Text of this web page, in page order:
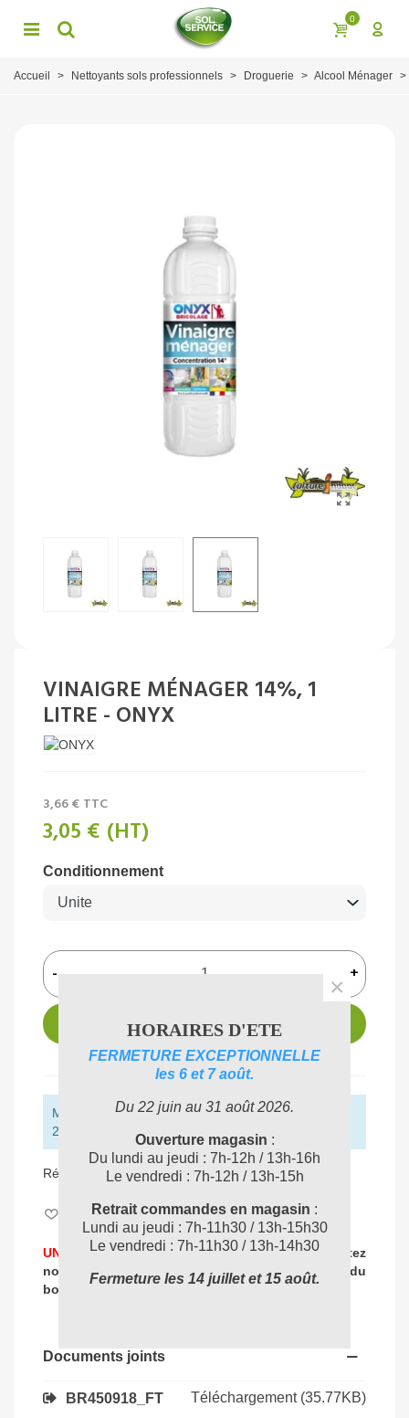
0
Accueil > Nettoyants sols professionnels > Droguerie > Alcool Ménager >
VINAIGRE MÉNAGER 14%, 1
LITRE - ONYX
3,66 € TTC
3,05 € (HT)
Conditionnement
- +
AJOUTER AU PANIER
Montant restant pour obtenir la livraison gratuite :
250,00 € (HT)
Référence: BR450918
Aimer 0
UNE PROBLEMATIQUE DE NETTOYAGE ?Contactez
nos experts
pour vous accompagner dans
le choix du
bon produit: 04 72 78 87 87
Documents joints
BR450918_FT Téléchargement (35.77KB)
HORAIRES D'ETE
FERMETURE EXCEPTIONNELLE
les 6 et 7 août.
Du 22 juin au 31 août 2026.
Ouverture magasin :
Du lundi au jeudi : 7h-12h / 13h-16h
Le vendredi : 7h-12h / 13h-15h
Retrait commandes en magasin :
Lundi au jeudi : 7h-11h30 / 13h-15h30
Le vendredi : 7h-11h30 / 13h-14h30
Fermeture les 14 juillet et 15 août.
×